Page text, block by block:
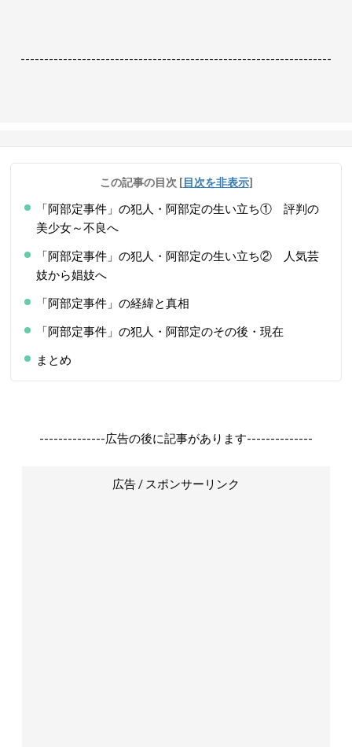
------------------------------------------------------------------
この記事の目次 [目次を非表示]
「阿部定事件」の犯人・阿部定の生い立ち① 評判の
美少女～不良へ
「阿部定事件」の犯人・阿部定の生い立ち② 人気芸
妓から娼妓へ
「阿部定事件」の経緯と真相
「阿部定事件」の犯人・阿部定のその後・現在
まとめ
--------------広告の後に記事があります--------------
広告 / スポンサーリンク